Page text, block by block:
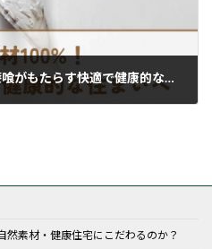
自然素材100％！スペイン漆喰がもたらす快適で健康的な住まいとは？
然素材・健康住宅にこだわるのか？